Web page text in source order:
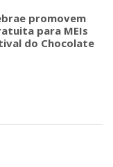
promovem
para MEIs
do Chocolate